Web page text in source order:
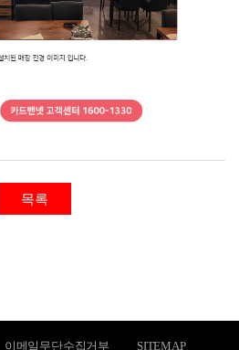
목록
이메일무단수집거부 SITEMAP